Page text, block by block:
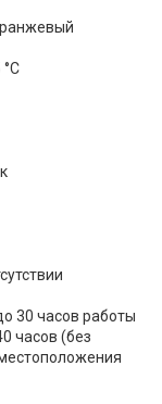
°С
30 часов работы
часов (без